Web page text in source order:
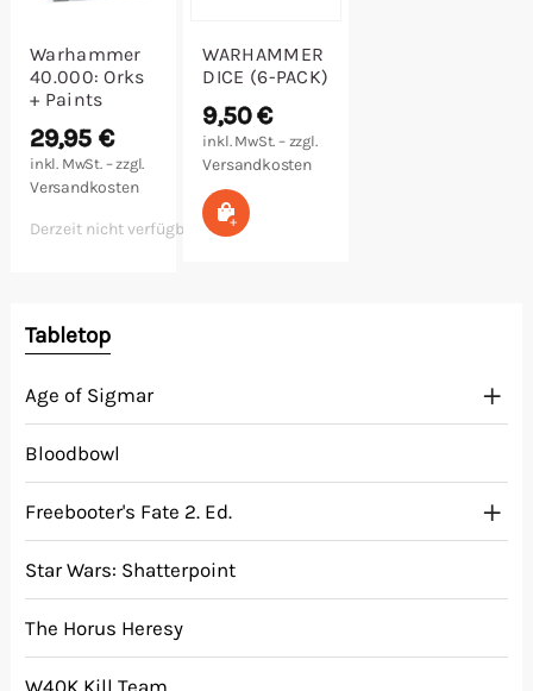
Warhammer
40.000: Orks
+ Paints
29,95 €
inkl. MwSt. – zzgl.
Versandkosten
Derzeit nicht verfügbar
WARHAMMER
DICE (6-PACK)
9,50€
inkl. MwSt. – zzgl.
Versandkosten
In den Warenkorb
Tabletop
Age of Sigmar
Bloodbowl
Freebooter's Fate 2. Ed.
Star Wars: Shatterpoint
The Horus Heresy
W40K Kill Team